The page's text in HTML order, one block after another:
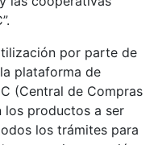
por parte de
plataforma de
(Central de Compras
los productos a ser
los trámites para